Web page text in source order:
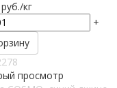
руб./кг
+
просмотр